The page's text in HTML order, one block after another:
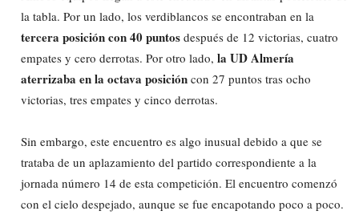
la tabla. Por un lado, los verdiblancos se encontraban en la
tercera posicióncon 40 puntos después de 12 victorias, cuatro
empates y cero derrotas. Por otro lado, la UD Almería
aterrizaba en la octava posición con 27 puntos tras ocho
victorias, tres empates y cinco derrotas.
Sin embargo, este encuentro es algo inusual debido a que se
trataba de un aplazamiento del partido correspondiente a la
jornada número 14 de esta competición. El encuentro comenzó
con el cielo despejado, aunque se fue encapotando poco a poco.